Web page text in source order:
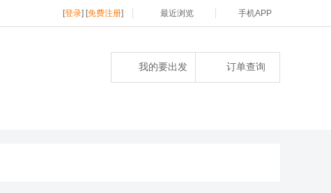
[登录] [免费注册] 最近浏览 手机APP
我的要出发 订单查询